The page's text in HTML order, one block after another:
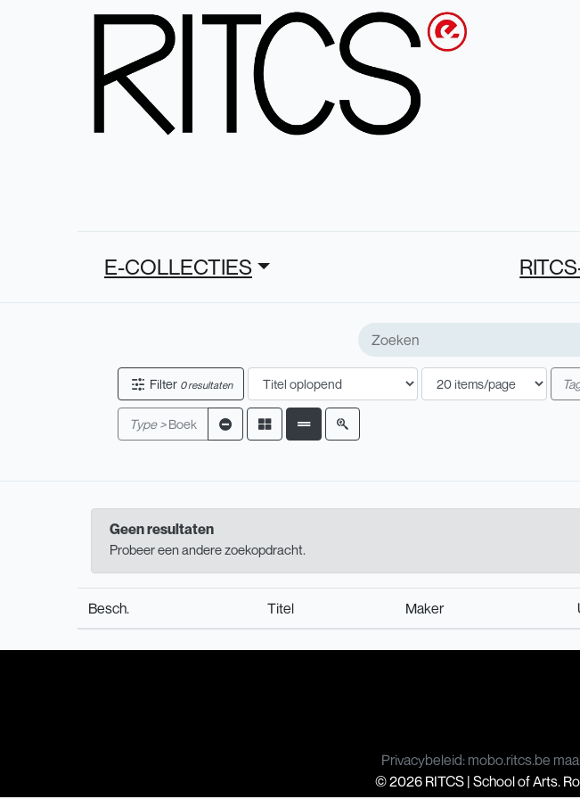
E-COLLECTIES
Filter 0 resultaten
Type > Boek
Geen resultaten
Probeer een andere zoekopdracht.
Besch. Titel Maker
Privacybeleid: mobo.ritcs.be
© 2026 RITCS | School of Arts.